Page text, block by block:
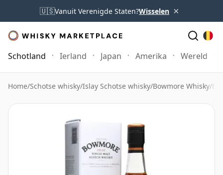
🇺🇸Vanuit Verenigde Staten?Wisselen ×
Schotland Ierland Japan Amerika Wereld
Home/Schotse whisky/Islay Schotse whisky/Bowmore Whisky/